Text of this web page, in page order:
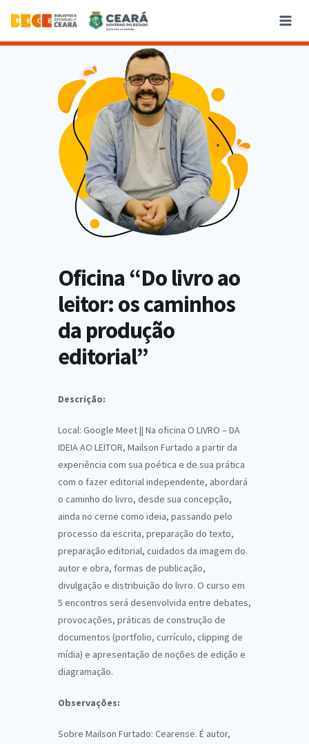
Oficina “Do livro ao
leitor: os caminhos
da produção
editorial”
Descrição:
Local: Google Meet || Na oficina O LIVRO – DA
IDEIA AO LEITOR, Mailson Furtado a partir da
experiência com sua poética e de sua prática
com o fazer editorial independente, abordará
o caminho do livro, desde sua concepção,
ainda no cerne como ideia, passando pelo
processo da escrita, preparação do texto,
preparação editorial, cuidados da imagem do
autor e obra, formas de publicação,
divulgação e distribuição do livro. O curso em
5 encontros será desenvolvida entre debates,
provocações, práticas de construção de
documentos (portfolio, currículo, clipping de
mídia) e apresentação de noções de edição e
diagramação.
Observações:
Sobre Mailson Furtado: Cearense. É autor,